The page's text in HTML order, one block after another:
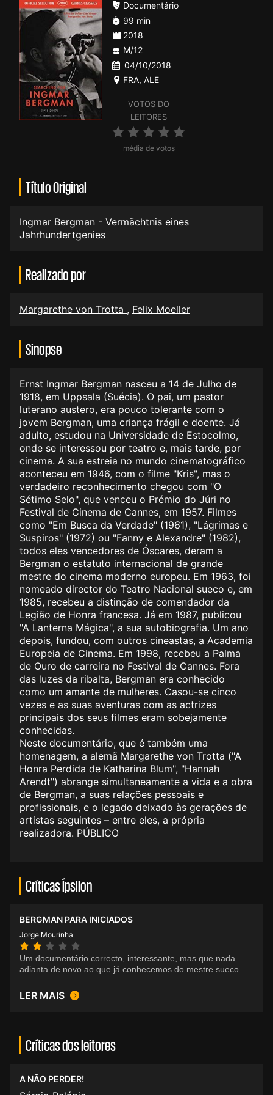
VOTOS DO
LEITORES
média de votos
Documentário
99 min
2018
M/12
04/10/2018
FRA, ALE
Título Original
Ingmar Bergman - Vermächtnis eines
Jahrhundertgenies
Realizado por
Margarethe von Trotta , Felix Moeller
Sinopse
Ernst Ingmar Bergman nasceu a 14 de Julho de
1918, em Uppsala (Suécia). O pai, um pastor
luterano austero, era pouco tolerante com o
jovem Bergman, uma criança frágil e doente. Já
adulto, estudou na Universidade de Estocolmo,
onde se interessou por teatro e, mais tarde, por
cinema. A sua estreia no mundo cinematográfico
aconteceu em 1946, com o filme "Kris", mas o
verdadeiro reconhecimento chegou com "O
Sétimo Selo", que venceu o Prémio do Júri no
Festival de Cinema de Cannes, em 1957. Filmes
como "Em Busca da Verdade" (1961), "Lágrimas e
Suspiros" (1972) ou "Fanny e Alexandre" (1982),
todos eles vencedores de Óscares, deram a
Bergman o estatuto internacional de grande
mestre do cinema moderno europeu. Em 1963, foi
nomeado director do Teatro Nacional sueco e, em
1985, recebeu a distinção de comendador da
Legião de Honra francesa. Já em 1987, publicou
"A Lanterna Mágica", a sua autobiografia. Um ano
depois, fundou, com outros cineastas, a Academia
Europeia de Cinema. Em 1998, recebeu a Palma
de Ouro de carreira no Festival de Cannes. Fora
das luzes da ribalta, Bergman era conhecido
como um amante de mulheres. Casou-se cinco
vezes e as suas aventuras com as actrizes
principais dos seus filmes eram sobejamente
conhecidas.
Neste documentário, que é também uma
homenagem, a alemã Margarethe von Trotta ("A
Honra Perdida de Katharina Blum", "Hannah
Arendt") abrange simultaneamente a vida e a obra
de Bergman, a suas relações pessoais e
profissionais, e o legado deixado às gerações de
artistas seguintes – entre eles, a própria
realizadora. PÚBLICO
Críticas Ípsilon
BERGMAN PARA INICIADOS
Jorge Mourinha
Um documentário correcto, interessante, mas que nada
adianta de novo ao que já conhecemos do mestre sueco.
LER MAIS
Críticas dos leitores
A NÃO PERDER!